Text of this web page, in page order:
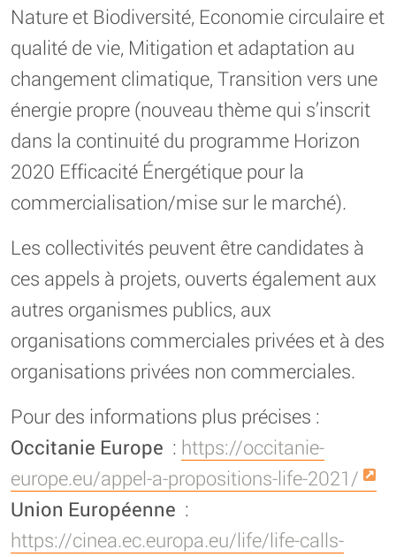
Nature et Biodiversité, Economie circulaire et
qualité de vie, Mitigation et adaptation au
changement climatique, Transition vers une
énergie propre (nouveau thème qui s’inscrit
dans la continuité du programme Horizon
2020 Efficacité Énergétique pour la
commercialisation/mise sur le marché).
Les collectivités peuvent être candidates à
ces appels à projets, ouverts également aux
autres organismes publics, aux
organisations commerciales privées et à des
organisations privées non commerciales.
Pour des informations plus précises :
Occitanie Europe : https://occitanie-
europe.eu/appel-a-propositions-life-2021/
Union Européenne :
https://cinea.ec.europa.eu/life/life-calls-